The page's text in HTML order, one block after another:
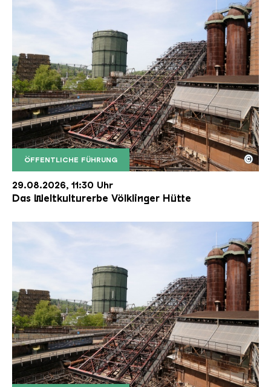
ÖFFENTLICHE FÜHRUNG
Der Erzschrägaufzug der Völklinger Hütte mit
Copyright: Weltkulturerbe Völklinger Hütte | Karl
©
29.08.2026, 11:30 Uhr
Das Weltkulturerbe Völklinger Hütte